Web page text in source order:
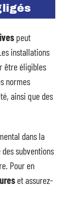
peut
installations
être éligibles
normes
ainsi que des
dans la
subventions
Pour en
et assurez-